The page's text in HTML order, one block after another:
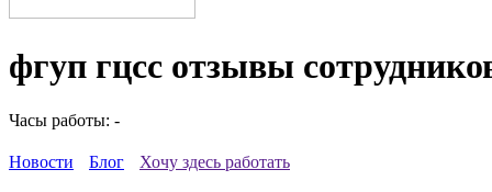
фгуп гцсс отзывы
Часы работы: -
Новости Блог Хочу здесь работать